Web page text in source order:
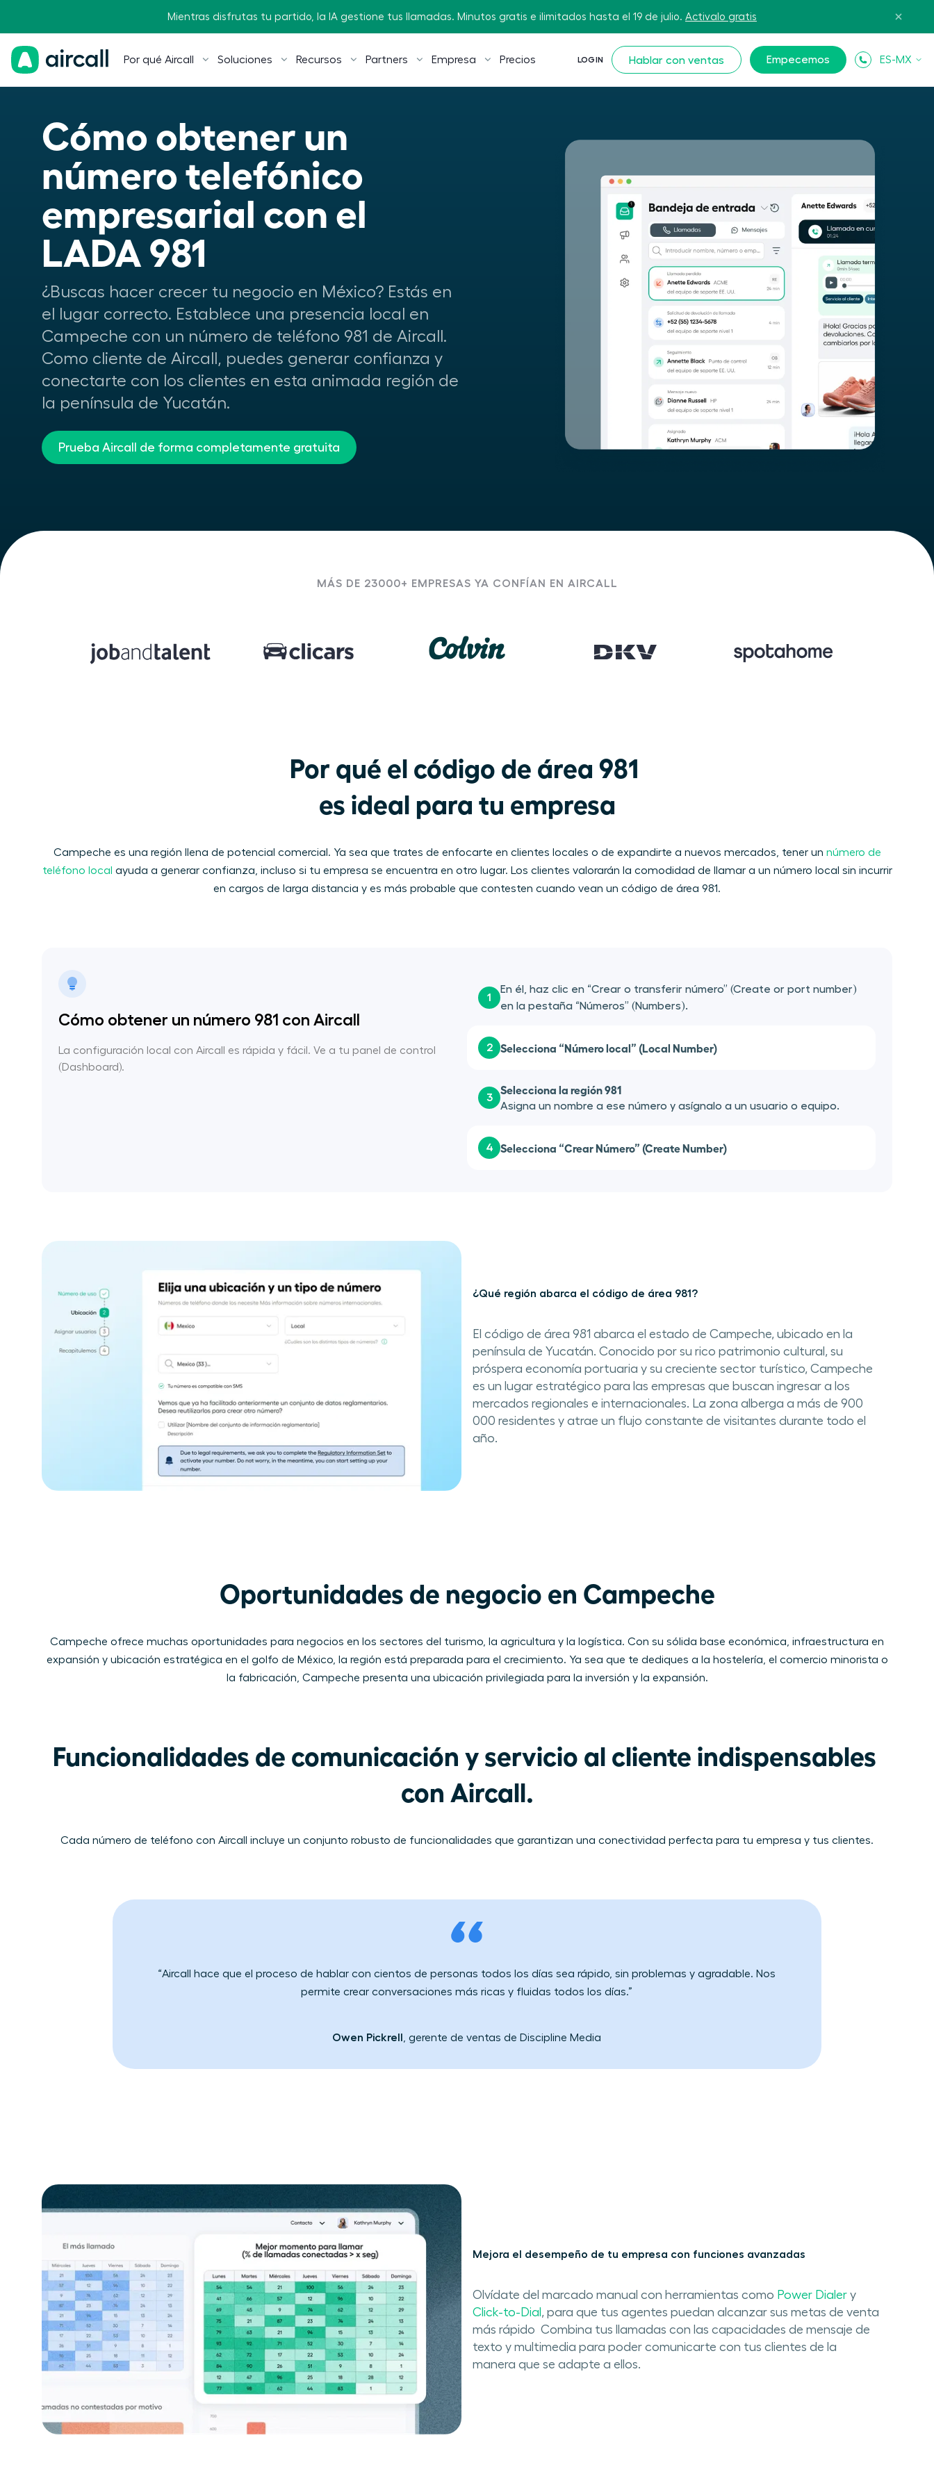
Mientras disfrutas tu partido, la IA gestione tus llamadas. Minutos gratis e ilimitados hasta el 19 de julio. Activalo gratis
Por qué Aircall Soluciones Recursos Partners Empresa Precios LOGIN Hablar con ventas Empecemos ES-MX
Cómo obtener un
número telefónico
empresarial con el
LADA 981
¿Buscas hacer crecer tu negocio en México? Estás en
el lugar correcto. Establece una presencia local en
Campeche con un número de teléfono 981 de Aircall.
Como cliente de Aircall, puedes generar confianza y
conectarte con los clientes en esta animada región de
la península de Yucatán.
Prueba Aircall de forma completamente gratuita
MÁS DE 23000+ EMPRESAS YA CONFÍAN EN AIRCALL
Por qué el código de área 981
es ideal para tu empresa
Campeche es una región llena de potencial comercial. Ya sea que trates de enfocarte en clientes locales o de expandirte a nuevos mercados, tener un número de
teléfono local ayuda a generar confianza, incluso si tu empresa se encuentra en otro lugar. Los clientes valorarán la comodidad de llamar a un número local sin incurrir
en cargos de larga distancia y es más probable que contesten cuando vean un código de área 981.
Cómo obtener un número 981 con Aircall
La configuración local con Aircall es rápida y fácil. Ve a tu panel de control
(Dashboard).
1
En él, haz clic en “Crear o transferir número” (Create or port number)
en la pestaña “Números” (Numbers).
2 Selecciona “Número local” (Local Number)
3
Selecciona la región 981
Asigna un nombre a ese número y asígnalo a un usuario o equipo.
4 Selecciona “Crear Número” (Create Number)
¿Qué región abarca el código de área 981?
El código de área 981 abarca el estado de Campeche, ubicado en la
península de Yucatán. Conocido por su rico patrimonio cultural, su
próspera economía portuaria y su creciente sector turístico, Campeche
es un lugar estratégico para las empresas que buscan ingresar a los
mercados regionales e internacionales. La zona alberga a más de 900
000 residentes y atrae un flujo constante de visitantes durante todo el
año.
Oportunidades de negocio en Campeche
Campeche ofrece muchas oportunidades para negocios en los sectores del turismo, la agricultura y la logística. Con su sólida base económica, infraestructura en
expansión y ubicación estratégica en el golfo de México, la región está preparada para el crecimiento. Ya sea que te dediques a la hostelería, el comercio minorista o
la fabricación, Campeche presenta una ubicación privilegiada para la inversión y la expansión.
Funcionalidades de comunicación y servicio al cliente indispensables
con Aircall.
Cada número de​ teléfono con Aircall​ ​incluye un conjunto robusto de funcionalidades que garantizan una conectividad perfecta para tu empresa y tus clientes.
“Aircall hace que el proceso de hablar con cientos de personas todos los días sea ​rápido​​, sin problemas y agradable. Nos
permite​ crear conversaciones más ricas y fluidas todos los días.”
Owen Pickrell , gerente de ventas de Discipline Media
Mejora el​ desempeño de tu empresa con funciones avanzadas
Olvídate del marcado manual con herramientas como ​ Power Dialer​ y ​
Click-to-Dial ​, ​para que tus​​ agentes puedan alcanzar sus metas de venta
más rápido ​​ Combina tus llamadas con las capacidades de​ mensaje de
texto y multimedia​ ​para poder comunicarte con tus clientes de la
manera que se adapte a ellos.